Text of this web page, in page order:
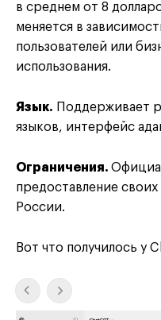
в среднем от 8
меняется в
пользователей или
использования.
Язык. Поддерживает
языков, интерфейс
Ограничения.
предоставление
России.
Вот что получилось у